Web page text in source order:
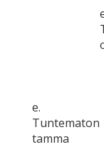
e.
Tuntematon
tamma